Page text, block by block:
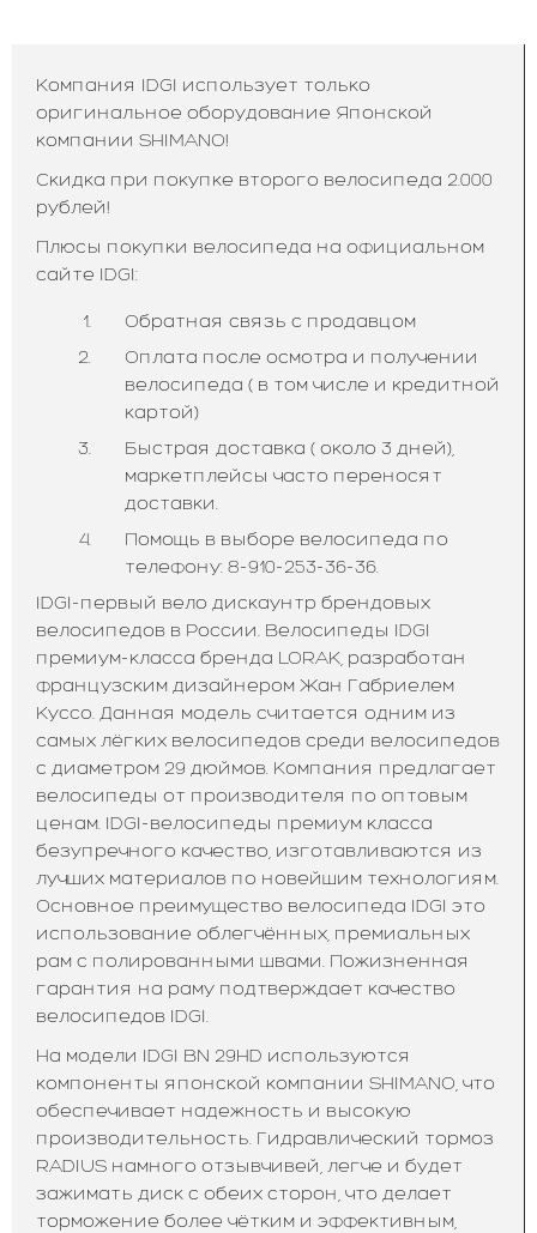
Компания IDGI использует только
оригинальное оборудование Японской
компании SHIMANO!
Скидка при покупке второго велосипеда 2.000
рублей!
Плюсы покупки велосипеда на официальном
сайте IDGI:
Обратная связь с продавцом
Оплата после осмотра и получении
велосипеда ( в том числе и кредитной
картой)
Быстрая доставка ( около 3 дней),
маркетплейсы часто переносят
доставки.
Помощь в выборе велосипеда по
телефону: 8-910-253-36-36.
IDGI-первый вело дискаунтр брендовых
велосипедов в России. Велосипеды IDGI
премиум-класса бренда LORAK, разработан
французским дизайнером Жан Габриелем
Куссо. Данная модель считается одним из
самых лёгких велосипедов среди велосипедов
с диаметром 29 дюймов. Компания предлагает
велосипеды от производителя по оптовым
ценам. IDGI-велосипеды премиум класса
безупречного качество, изготавливаются из
лучших материалов по новейшим технологиям.
Основное преимущество велосипеда IDGI это
использование облегчённых, премиальных
рам с полированными швами. Пожизненная
гарантия на раму подтверждает качество
велосипедов IDGI.
На модели IDGI BN 29HD используются
компоненты японской компании SHIMANO, что
обеспечивает надежность и высокую
производительность. Гидравлический тормоз
RADIUS намного отзывчивей, легче и будет
зажимать диск с обеих сторон, что делает
торможение более чётким и эффективным,